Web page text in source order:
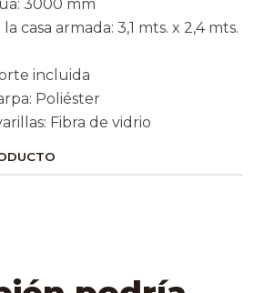
3000 mm
casa armada: 3,1 mts. x 2,4 mts.
incluida
Poliéster
Fibra de vidrio